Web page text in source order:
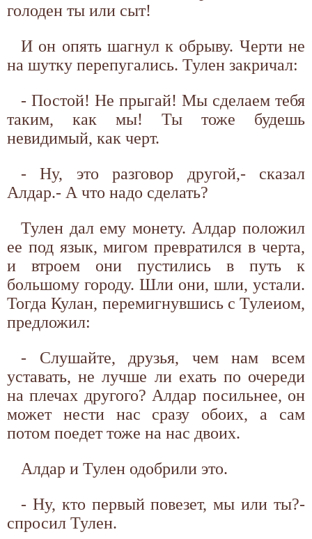
голоден ты или сыт!
И он опять шагнул к обрыву. Черти не
на шутку перепугались. Тулен закричал:
- Постой! Не прыгай! Мы сделаем тебя
таким, как мы! Ты тоже будешь
невидимый, как черт.
- Ну, это разговор другой,- сказал
Алдар.- А что надо сделать?
Тулен дал ему монету. Алдар положил
ее под язык, мигом превратился в черта,
и втроем они пустились в путь к
большому городу. Шли они, шли, устали.
Тогда Кулан, перемигнувшись с Тулеиом,
предложил:
- Слушайте, друзья, чем нам всем
уставать, не лучше ли ехать по очереди
на плечах другого? Алдар посильнее, он
может нести нас сразу обоих, а сам
потом поедет тоже на нас двоих.
Алдар и Тулен одобрили это.
- Ну, кто первый повезет, мы или ты?-
спросил Тулен.